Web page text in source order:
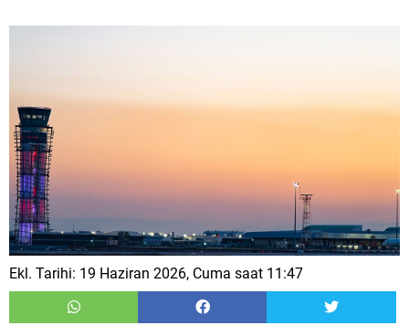
Ekl. Tarihi: 19 Haziran 2026, Cuma saat 11:47